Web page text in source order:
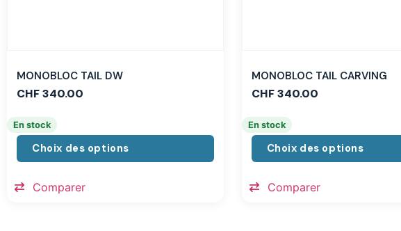
MONOBLOC TAIL DW
CHF340.00
En stock
Choix des options
Comparer
MONOBLOC TAIL CARVING
CHF340.00
En stock
Choix des options
Comparer